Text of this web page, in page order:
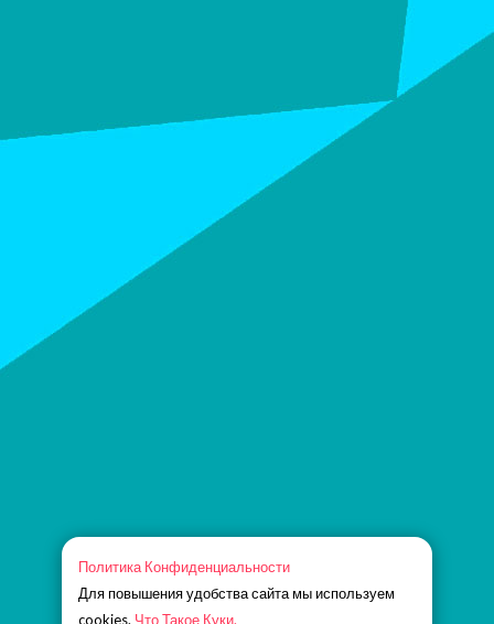
Политика Конфиденциальности
Для повышения удобства сайта мы используем
cookies. Что Такое Куки.